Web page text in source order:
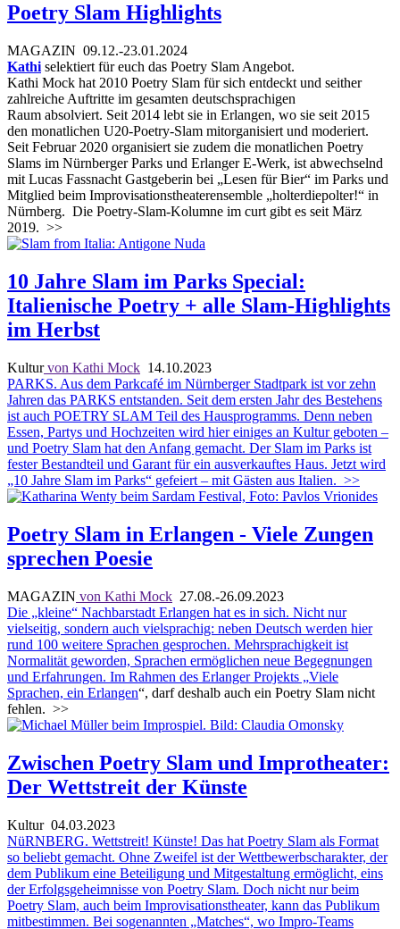
Poetry Slam Highlights
MAGAZIN 09.12.-23.01.2024
Kathi selektiert für euch das Poetry Slam Angebot.
Kathi Mock hat 2010 Poetry Slam für sich entdeckt und seither
zahlreiche Auftritte im gesamten deutschsprachigen
Raum absolviert. Seit 2014 lebt sie in Erlangen, wo sie seit 2015
den monatlichen U20-Poetry-Slam mitorganisiert und moderiert.
Seit Februar 2020 organisiert sie zudem die monatlichen Poetry
Slams im Nürnberger Parks und Erlanger E-Werk, ist abwechselnd
mit Lucas Fassnacht Gastgeberin bei „Lesen für Bier“ im Parks und
Mitglied beim Improvisationstheaterensemble „holterdiepolter!“ in
Nürnberg. Die Poetry-Slam-Kolumne im curt gibt es seit März
2019. >>
10 Jahre Slam im Parks Special:
Italienische Poetry + alle Slam-Highlights
im Herbst
Kulturvon Kathi Mock 14.10.2023
PARKS. Aus dem Parkcafé im Nürnberger Stadtpark ist vor zehn
Jahren das PARKS entstanden. Seit dem ersten Jahr des Bestehens
ist auch POETRY SLAM Teil des Hausprogramms. Denn neben
Essen, Partys und Hochzeiten wird hier einiges an Kultur geboten –
und Poetry Slam hat den Anfang gemacht. Der Slam im Parks ist
fester Bestandteil und Garant für ein ausverkauftes Haus. Jetzt wird
„10 Jahre Slam im Parks“ gefeiert – mit Gästen aus Italien. >>
Poetry Slam in Erlangen - Viele Zungen
sprechen Poesie
MAGAZIN von Kathi Mock 27.08.-26.09.2023
Die „kleine“ Nachbarstadt Erlangen hat es in sich. Nicht nur
vielseitig, sondern auch vielsprachig: neben Deutsch werden hier
rund 100 weitere Sprachen gesprochen. Mehrsprachigkeit ist
Normalität geworden, Sprachen ermöglichen neue Begegnungen
und Erfahrungen. Im Rahmen des Erlanger Projekts „Viele
Sprachen, ein Erlangen“, darf deshalb auch ein Poetry Slam nicht
fehlen. >>
Zwischen Poetry Slam und Improtheater:
Der Wettstreit der Künste
Kultur04.03.2023
NüRNBERG. Wettstreit! Künste! Das hat Poetry Slam als Format
so beliebt gemacht. Ohne Zweifel ist der Wettbewerbscharakter, der
dem Publikum eine Beteiligung und Mitgestaltung ermöglicht, eins
der Erfolgsgeheimnisse von Poetry Slam. Doch nicht nur beim
Poetry Slam, auch beim Improvisationstheater, kann das Publikum
mitbestimmen. Bei sogenannten „Matches“, wo Impro-Teams